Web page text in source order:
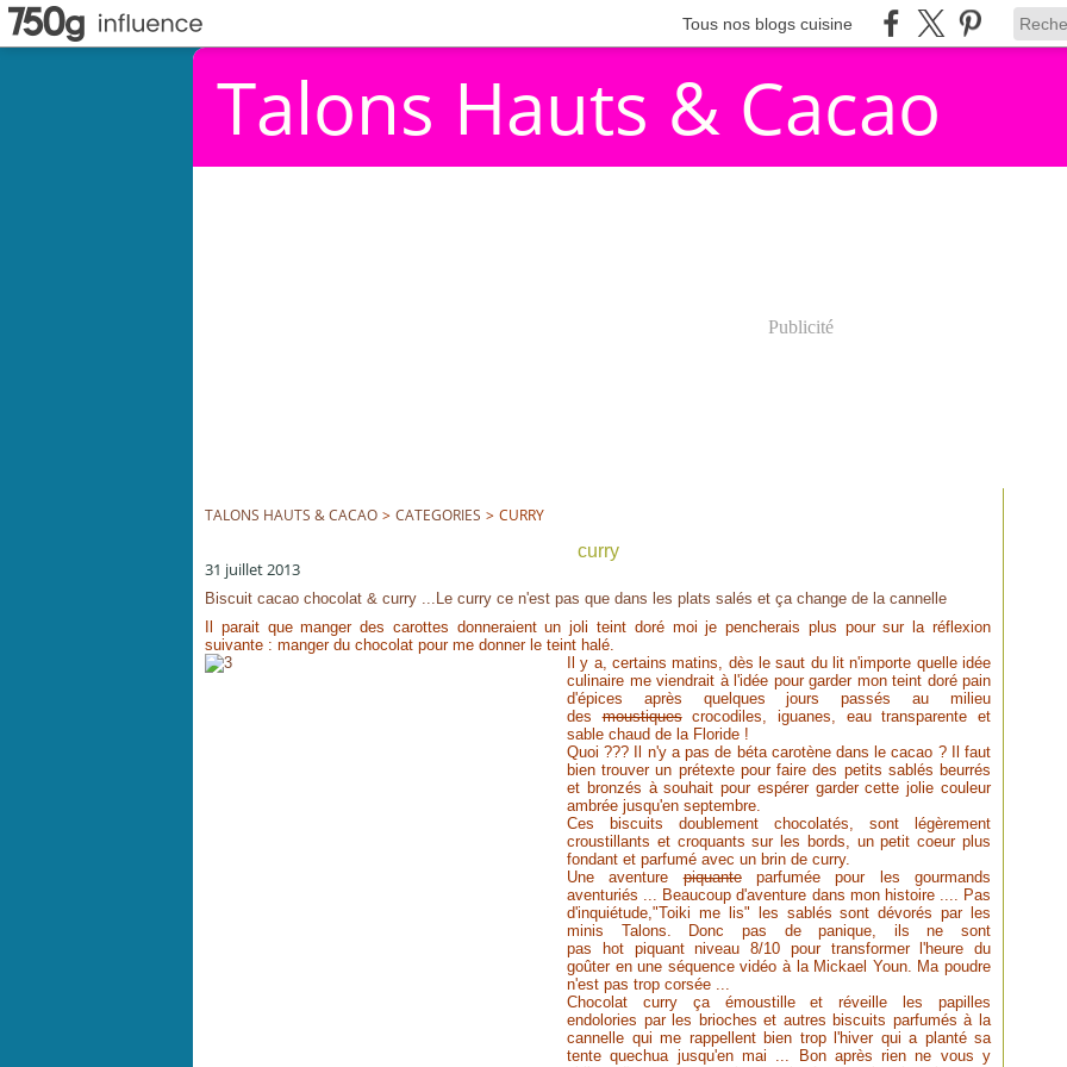
Tous nos blogs cuisine
Talons Hauts & Cacao
Publicité
TALONS HAUTS & CACAO > CATEGORIES > CURRY
curry
31 juillet 2013
Biscuit cacao chocolat & curry ...Le curry ce n'est pas que dans les plats salés et ça change de la cannelle
Il parait que manger des carottes donneraient un joli teint doré moi je pencherais plus pour sur la réflexion
suivante : manger du chocolat pour me donner le teint halé.
Il y a, certains matins, dès le saut du lit n'importe quelle idée
culinaire me viendrait à l'idée pour garder mon teint doré pain
d'épices après quelques jours passés au milieu
desmoustiquescrocodiles, iguanes, eau transparente et
sable chaud de la Floride !
Quoi ??? Il n'y a pas de béta carotène dans le cacao ? Il faut
bien trouver un prétexte pour faire des petits sablés beurrés
et bronzés à souhait pour espérer garder cette jolie couleur
ambrée jusqu'en septembre.
Ces biscuits doublement chocolatés, sont légèrement
croustillants et croquants sur les bords, un petit coeur plus
fondant et parfumé avec un brin de curry.
Une aventurepiquanteparfumée pour les gourmands
aventuriés ... Beaucoup d'aventure dans mon histoire .... Pas
d'inquiétude,"Toiki me lis" les sablés sont dévorés par les
minis Talons. Donc pas de panique, ils ne sont
pas hot piquant niveau 8/10 pour transformer l'heure du
goûter en une séquence vidéo à la Mickael Youn. Ma poudre
n'est pas trop corsée ...
Chocolat curry ça émoustille et réveille les papilles
endolories par les brioches et autres biscuits parfumés à la
cannelle qui me rappellent bien trop l'hiver qui a planté sa
tente quechua jusqu'en mai ... Bon après rien ne vous y